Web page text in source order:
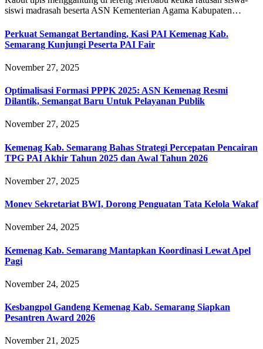
siswi madrasah beserta ASN Kementerian Agama Kabupaten…
Perkuat Semangat Bertanding, Kasi PAI Kemenag Kab.
Semarang Kunjungi Peserta PAI Fair
November 27, 2025
Optimalisasi Formasi PPPK 2025: ASN Kemenag Resmi
Dilantik, Semangat Baru Untuk Pelayanan Publik
November 27, 2025
Kemenag Kab. Semarang Bahas Strategi Percepatan Pencairan
TPG PAI Akhir Tahun 2025 dan Awal Tahun 2026
November 27, 2025
Monev Sekretariat BWI, Dorong Penguatan Tata Kelola Wakaf
November 24, 2025
Kemenag Kab. Semarang Mantapkan Koordinasi Lewat Apel
Pagi
November 24, 2025
Kesbangpol Gandeng Kemenag Kab. Semarang Siapkan
Pesantren Award 2026
November 21, 2025